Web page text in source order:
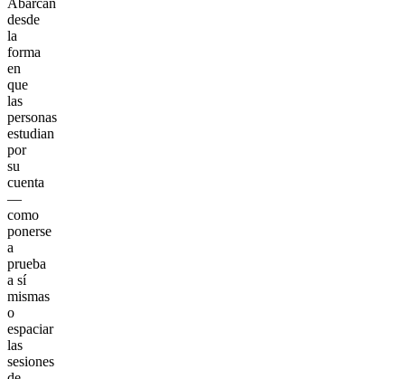
desde
la
forma
en
que
las
personas
estudian
por
su
cuenta
—
como
ponerse
a
prueba
a sí
mismas
o
espaciar
las
sesiones